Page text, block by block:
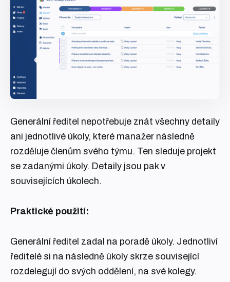
Generální ředitel nepotřebuje znát všechny detaily
ani jednotlivé úkoly, které manažer následně
rozděluje členům svého týmu. Ten sleduje projekt
se zadanými úkoly. Detaily jsou pak v
souvisejících úkolech.
Praktické použití:
Generální ředitel zadal na poradě úkoly. Jednotliví
ředitelé si na následně úkoly skrze související
rozdelegují do svých oddělení, na své kolegy.